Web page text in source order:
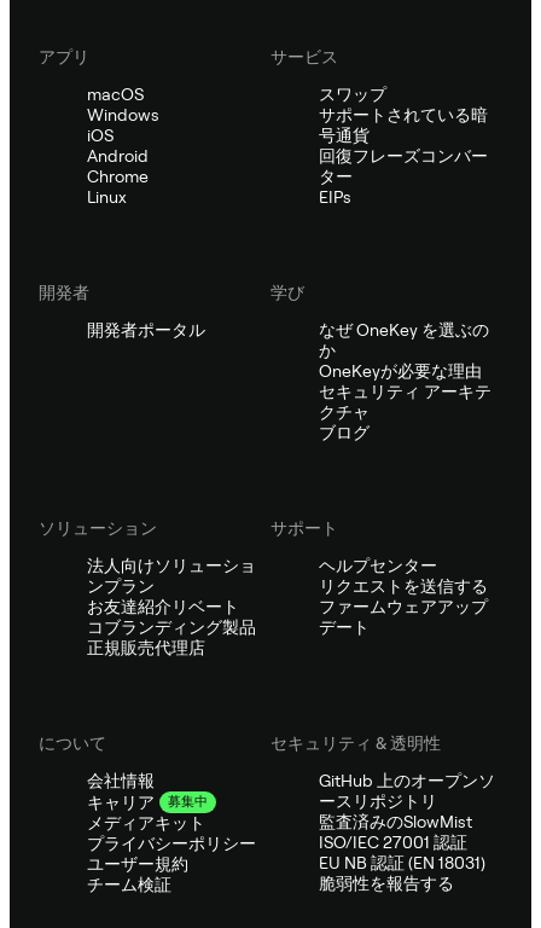
アプリ
macOS
Windows
iOS
Android
Chrome
Linux
サービス
スワップ
サポートされている暗
号通貨
回復フレーズコンバー
ター
EIPs
開発者
開発者ポータル
学び
なぜ OneKey を選ぶの
か
OneKeyが必要な理由
セキュリティ アーキテ
クチャ
ブログ
ソリューション
法人向けソリューショ
ンプラン
お友達紹介リベート
コブランディング製品
正規販売代理店
サポート
ヘルプセンター
リクエストを送信する
ファームウェアアップ
デート
について
会社情報
キャリア
募集中
メディアキット
プライバシーポリシー
ユーザー規約
チーム検証
セキュリティ & 透明性
GitHub 上のオープンソ
ースリポジトリ
監査済みのSlowMist
ISO/IEC 27001 認証
EU NB 認証 (EN 18031)
脆弱性を報告する